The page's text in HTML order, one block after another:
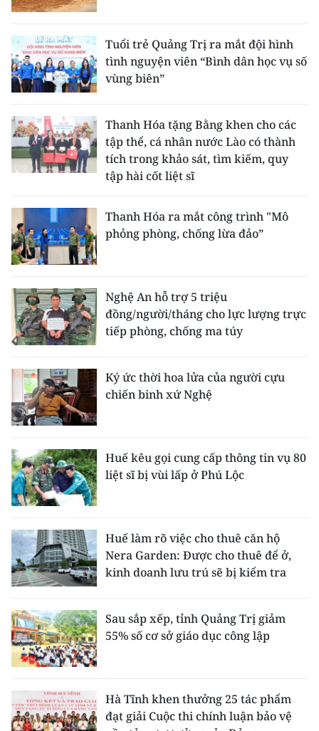
Tuổi trẻ Quảng Trị ra mắt đội hình
tình nguyện viên “Bình dân học vụ số
vùng biên”
Thanh Hóa tặng Bằng khen cho các
tập thể, cá nhân nước Lào có thành
tích trong khảo sát, tìm kiếm, quy
tập hài cốt liệt sĩ
Thanh Hóa ra mắt công trình "Mô
phỏng phòng, chống lừa đảo”
Nghệ An hỗ trợ 5 triệu
đồng/người/tháng cho lực lượng trực
tiếp phòng, chống ma túy
Ký ức thời hoa lửa của người cựu
chiến binh xứ Nghệ
Huế kêu gọi cung cấp thông tin vụ 80
liệt sĩ bị vùi lấp ở Phú Lộc
Huế làm rõ việc cho thuê căn hộ
Nera Garden: Được cho thuê để ở,
kinh doanh lưu trú sẽ bị kiểm tra
Sau sắp xếp, tỉnh Quảng Trị giảm
55% số cơ sở giáo dục công lập
Hà Tĩnh khen thưởng 25 tác phẩm
đạt giải Cuộc thi chính luận bảo vệ